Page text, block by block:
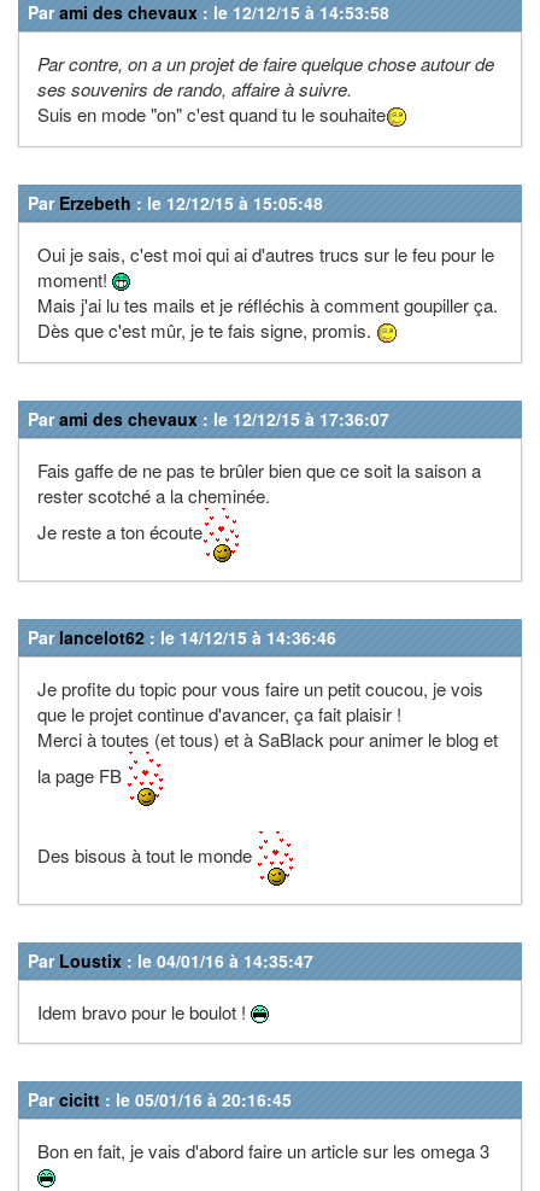
Parami des chevaux : le 12/12/15 à 14:53:58
Par contre, on a un projet de faire quelque chose autour de
ses souvenirs de rando, affaire à suivre.
Suis en mode "on" c'est quand tu le souhaite
Par Erzebeth : le 12/12/15 à 15:05:48
Oui je sais, c'est moi qui ai d'autres trucs sur le feu pour le
moment!
Mais j'ai lu tes mails et je réfléchis à comment goupiller ça.
Dès que c'est mûr, je te fais signe, promis.
Parami des chevaux : le 12/12/15 à 17:36:07
Fais gaffe de ne pas te brûler bien que ce soit la saison a
rester scotché a la cheminée.
Je reste a ton écoute
Par lancelot62 : le 14/12/15 à 14:36:46
Je profite du topic pour vous faire un petit coucou, je vois
que le projet continue d'avancer, ça fait plaisir !
Merci à toutes (et tous) et à SaBlack pour animer le blog et
la page FB
Des bisous à tout le monde
Par Loustix : le 04/01/16 à 14:35:47
Idem bravo pour le boulot !
Parcicitt : le 05/01/16 à 20:16:45
Bon en fait, je vais d'abord faire un article sur les omega 3